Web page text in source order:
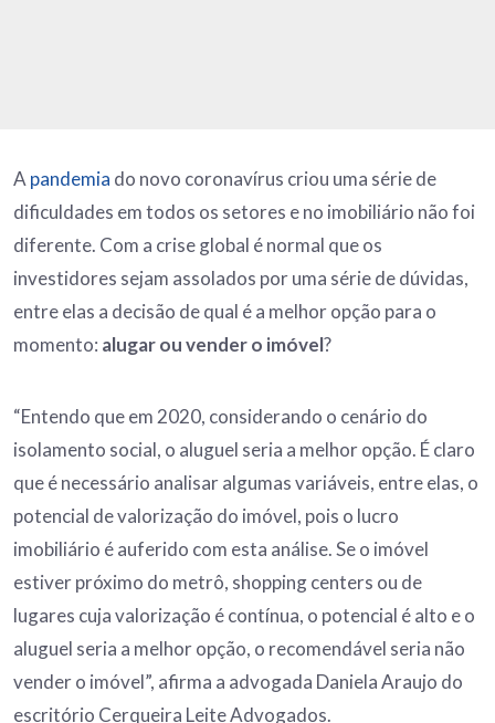
A pandemia do novo coronavírus criou uma série de
dificuldades em todos os setores e no imobiliário não foi
diferente. Com a crise global é normal que os
investidores sejam assolados por uma série de dúvidas,
entre elas a decisão de qual é a melhor opção para o
momento: alugar ou vender o imóvel?
“Entendo que em 2020, considerando o cenário do
isolamento social, o aluguel seria a melhor opção. É claro
que é necessário analisar algumas variáveis, entre elas, o
potencial de valorização do imóvel, pois o lucro
imobiliário é auferido com esta análise. Se o imóvel
estiver próximo do metrô, shopping centers ou de
lugares cuja valorização é contínua, o potencial é alto e o
aluguel seria a melhor opção, o recomendável seria não
vender o imóvel”, afirma a advogada Daniela Araujo do
escritório Cerqueira Leite Advogados.